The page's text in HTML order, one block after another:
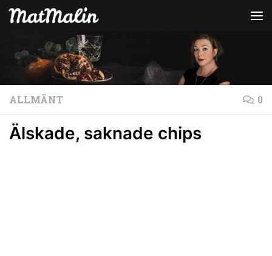
Hoppa till innehåll
ALLMÄNT 0
Älskade, saknade chips